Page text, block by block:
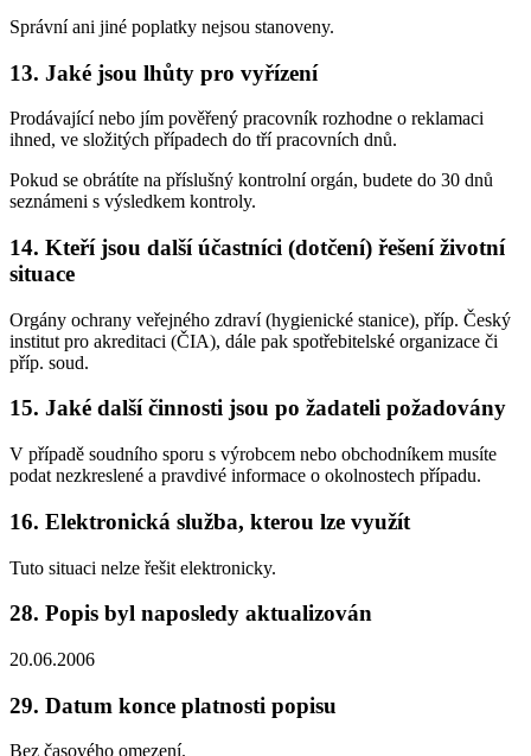
Správní ani jiné poplatky nejsou stanoveny.
13. Jaké jsou lhůty pro vyřízení
Prodávající nebo jím pověřený pracovník rozhodne o reklamaci
ihned, ve složitých případech do tří pracovních dnů.
Pokud se obrátíte na příslušný kontrolní orgán, budete do 30 dnů
seznámeni s výsledkem kontroly.
14. Kteří jsou další účastníci (dotčení) řešení životní
situace
Orgány ochrany veřejného zdraví (hygienické stanice), příp. Český
institut pro akreditaci (ČIA), dále pak spotřebitelské organizace či
příp. soud.
15. Jaké další činnosti jsou po žadateli požadovány
V případě soudního sporu s výrobcem nebo obchodníkem musíte
podat nezkreslené a pravdivé informace o okolnostech případu.
16. Elektronická služba, kterou lze využít
Tuto situaci nelze řešit elektronicky.
28. Popis byl naposledy aktualizován
20.06.2006
29. Datum konce platnosti popisu
Bez časového omezení.